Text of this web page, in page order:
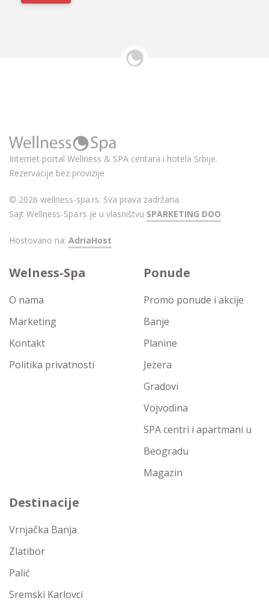
Internet portal Wellness & SPA centara i hotela Srbije.
Rezervacije bez provizije
© 2026 wellness-spa.rs. Sva prava zadržana.
Sajt Wellness-Spa.rs je u vlasništvu SPARKETING DOO
Hostovano na: AdriaHost
Welness-Spa
O nama
Marketing
Kontakt
Politika privatnosti
Ponude
Promo ponude i akcije
Banje
Planine
Jezera
Gradovi
Vojvodina
SPA centri i apartmani u
Beogradu
Magazin
Destinacije
Vrnjačka Banja
Zlatibor
Palić
Sremski Karlovci